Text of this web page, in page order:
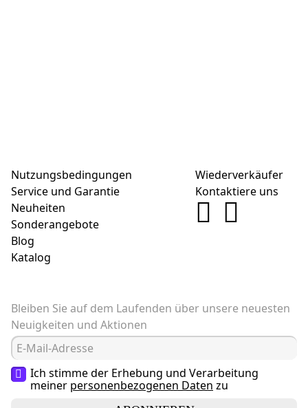
Nutzungsbedingungen
Service und Garantie
Neuheiten
Sonderangebote
Blog
Katalog
Wiederverkäufer
Kontaktiere uns
Bleiben Sie auf dem Laufenden über unsere neuesten
Neuigkeiten und Aktionen
Ich stimme der Erhebung und Verarbeitung
meiner personenbezogenen Daten zu